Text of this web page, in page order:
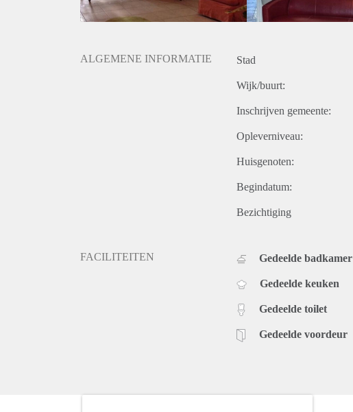
ALGEMENE INFORMATIE Stad
Wijk/buurt:
Inschrijven gemeente:
Opleverniveau:
Huisgenoten:
Begindatum:
Bezichtiging
FACILITEITEN Gedeelde badkamer
Gedeelde keuken
Gedeelde toilet
Gedeelde voordeur